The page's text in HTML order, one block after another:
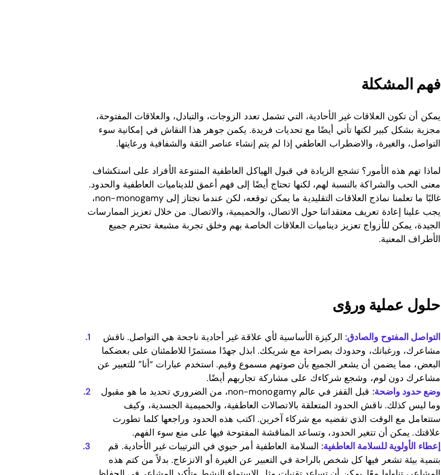
فهم المشكلة
يمكن أن تكون العلاقات غير الأحادية، التي تشمل تعدد الزوجات، والتبادل، والعلاقات المفتوحة،
مجزية بشكل كبير لكنها تأتي أيضًا مع تحديات فريدة. يكمن جوهر هذا النقاش في إمكانية سوء
التواصل، والغيرة، والاضطراب العاطفي إذا لم يتم إنشاء عناصر الثقة والشفافية ورعايتها.
لماذا تهم هذه الأمور؟ تشجع الزيادة في قبول الهياكل العاطفية المتنوعة الأفراد على استكشاف
معنى الحب والشراكة بالنسبة لهم، لكنها تحتاج أيضًا إلى فهم أعمق للديناميات العاطفية والحدود.
غالبًا ما تعلمنا نماذج العلاقات التقليدية ما يمكن توقعه، لكن عندما نجتاز إلى non-monogamy،
يجب علينا إعادة تعريف معتقداتنا حول الاتصال، والحميمية، والاتصال. من خلال تعزيز الممارسات
الجيدة، يمكن للأزواج تعزيز ديناميات العلاقات الخاصة بهم وخلق تجربة مشبعة تحترم جميع
الأطراف المعنية.
حلول عملية ورؤى
التواصل المفتوح والصادق: الركيزة الأساسية لأي علاقة غير أحادية ناجحة هي التواصل. ناقش
مشاعرك، ورغباتك، وحدودك بصراحة مع شريكك. ابذل جهدًا مستمرًا للاطمئنان على بعضكما
البعض، مما يضمن أن يشعر الجميع بأن صوتهم مسموع وقيم. استخدم عبارات “أنا” للتعبير عن
مشاعرك دون لوم، وشجع شركاءك على مشاركة تجاربهم أيضًا.
وضع حدود واضحة:
قبل القفز في عالم non-monogamy، من الضروري تحديد ما هو مقبول
وما ليس كذلك. ناقش الحدود المتعلقة بالاتصالات العاطفية، والحميمية الجسدية، وكيف
ستتعامل مع الوقت الذي تقضيه مع شركاء آخرين. اكتب هذه الحدود وراجعها كلما تطورت
علاقتك. يمكن أن تتغير الحدود، وتساعد المناقشة المفتوحة فيها على منع سوء الفهم.
إعطاء الأولوية للسلامة العاطفية:السلامة العاطفية أمر حيوي في الترتيبات غير الأحادية. قم
بتنمية بيئة تشعر فيها كل شخص بالراحة في التعبير عن الغيرة أو الانزعاج. بدلاً من كتم هذه